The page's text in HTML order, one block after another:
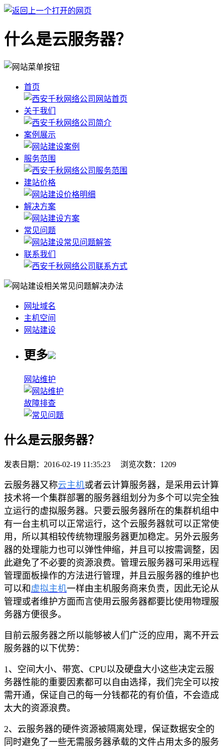
什么是云服务器？
首页
关于我们
案例展示
服务范围
建站价格
解决方案
常见问题
联系我们
网址域名
主机空间
网站建设
更多
网站维护
故障排查
什么是云服务器？
发表日期： 2016-02-19 11:35:23 浏览次数： 1209
云服务器又称云主机或者云计算服务器，是采用云计算
技术将一个集群部署的服务器组划分为多个可以完全独
立运行的虚拟服务器。只要云服务器所在的集群机组中
有一台主机可以正常运行，这个云服务器就可以正常使
用，所以其相较传统物理服务器更加稳定。另外云服务
器的处理能力也可以弹性伸缩，并且可以按需调整，
因
此避免了不必要的资源浪费。管理云服务器可采用远程
管理面板操作的方法进行管理，并且云服务器的维护也
可以和 虚拟主机一样由主机服务商来负责，因此无论从
管理或者维护方面而言使用云服务器都要比使用物理服
务器方便很多。
目前云服务器之所以能够被人们广泛的应用，离不开云
服务器的以下优势：
1、空间大小、带宽、CPU以及硬盘大小这些决定云服
务器性能的重要因素都可以自由选择，我们完全可以按
需开通，保证自己的每一分钱都花的有价值，不会造成
太大的资源浪费。
2、云服务器的硬件资源被隔离处理，保证数据安全的
同时避免了一些无需服务器承载的文件占用太多的服务